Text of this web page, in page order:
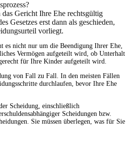
Gericht Ihre Ehe rechtsgültig
Gesetzes erst dann als geschieden,
vorliegt.
es nicht nur um die Beendigung Ihrer Ehe,
Vermögen aufgeteilt wird, ob Unterhalt
für Ihre Kinder aufgeteilt wird.
von Fall zu Fall. In den meisten Fällen
durchlaufen, bevor Ihre Ehe
Scheidung, einschließlich
Scheidungen bzw.
Sie müssen überlegen, was für Sie